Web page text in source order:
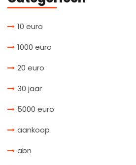
10 euro
1000 euro
20 euro
30 jaar
5000 euro
aankoop
abn